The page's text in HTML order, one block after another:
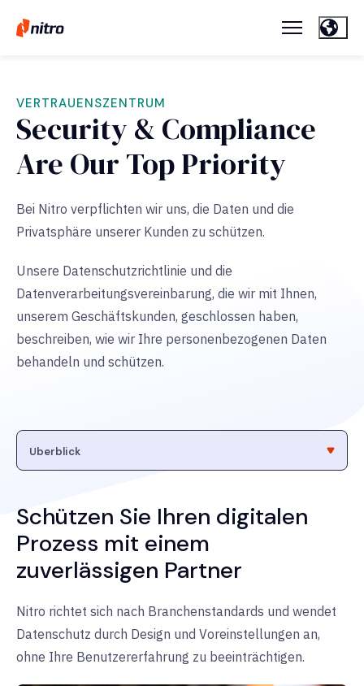
VERTRAUENSZENTRUM
Security & Compliance
Are Our Top Priority
Bei Nitro verpflichten wir uns, die Daten und die
Privatsphäre unserer Kunden zu schützen.
Unsere Datenschutzrichtlinie und die
Datenverarbeitungsvereinbarung, die wir mit Ihnen,
unserem Geschäftskunden, geschlossen haben,
beschreiben, wie wir Ihre personenbezogenen Daten
behandeln und schützen.
Schützen Sie Ihren digitalen
Prozess mit einem
zuverlässigen Partner
Nitro richtet sich nach Branchenstandards und wendet
Datenschutz durch Design und Voreinstellungen an,
ohne Ihre Benutzererfahrung zu beeinträchtigen.